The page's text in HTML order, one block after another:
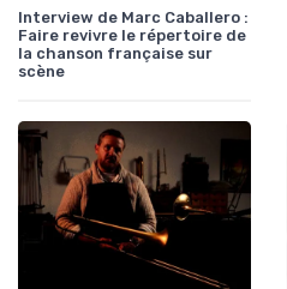
Interview de Marc Caballero :
Faire revivre le répertoire de
la chanson française sur
scène